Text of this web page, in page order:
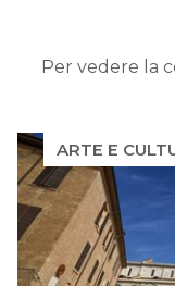
Per vedere la
ARTE E